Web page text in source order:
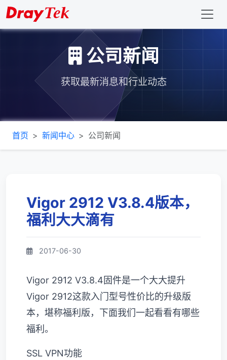
公司新闻
获取最新消息和行业动态
首页 新闻中心 公司新闻
Vigor 2912 V3.8.4版本，
福利大大滴有
2017-06-30
Vigor 2912 V3.8.4固件是一个大大提升
Vigor 2912这款入门型号性价比的升级版
本，堪称福利版，下面我们一起看看有哪些
福利。
SSL VPN功能